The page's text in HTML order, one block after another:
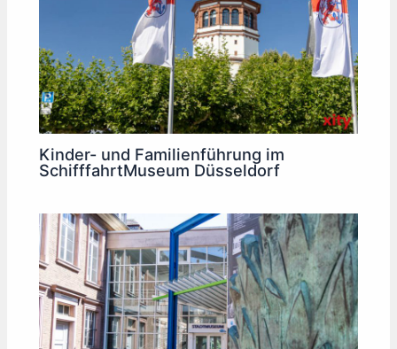
Kinder- und Familienführung im
SchifffahrtMuseum Düsseldorf